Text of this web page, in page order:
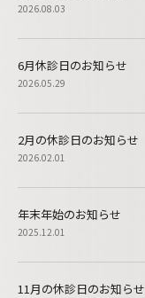
2026.08.03
6月休診日のお知らせ
2026.05.29
2月の休診日のお知らせ
2026.02.01
年末年始のお知らせ
2025.12.01
11月の休診日のお知らせ